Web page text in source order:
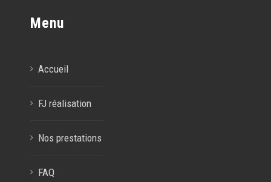
Menu
Accueil
FJ réalisation
Nos prestations
FAQ